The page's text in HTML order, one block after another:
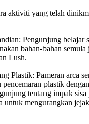
aktiviti yang telah
Pengunjung belajar
bahan-bahan semula
Lush.
Plastik: Pameran arca
pencemaran plastik
tentang impak sisa
untuk mengurangkan